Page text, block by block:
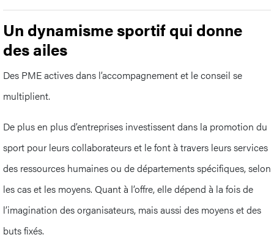
Un dynamisme sportif qui donne
des ailes
Des PME actives dans l’accompagnement et le conseil se
multiplient.
De plus en plus d’entreprises investissent dans la promotion du
sport pour leurs collaborateurs et le font à travers leurs services
des ressources humaines ou de départements spécifiques, selon
les cas et les moyens. Quant à l’offre, elle dépend à la fois de
l’imagination des organisateurs, mais aussi des moyens et des
buts fixés.